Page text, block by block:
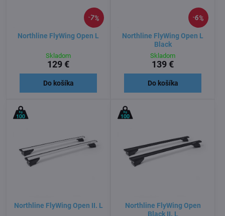
7%
Northline FlyWing Open L
Skladom
129 €
Do košíka
6%
Northline FlyWing Open L
Black
Skladom
139 €
Do košíka
Northline FlyWing Open II. L
Northline FlyWing Open
Black II. L